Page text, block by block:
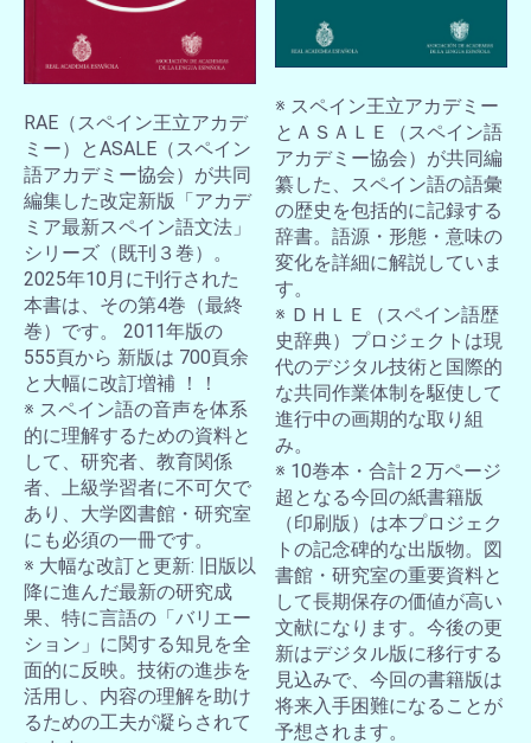
お買い物を続ける カートへ進む
RAE（スペイン王立アカデ
ミー）とASALE（スペイン
語アカデミー協会）が共同
編集した改定新版「アカデ
ミア最新スペイン語文法」
シリーズ（既刊３巻）。
2025年10月に刊行された
本書は、その第4巻（最終
巻）です。 2011年版の
555頁から 新版は 700頁余
と大幅に改訂増補 ！！
※ スペイン語の音声を体系
的に理解するための資料と
して、研究者、教育関係
者、上級学習者に不可欠で
あり、大学図書館・研究室
にも必須の一冊です。
※ 大幅な改訂と更新: 旧版以
降に進んだ最新の研究成
果、特に言語の「バリエー
ション」に関する知見を全
面的に反映。技術の進歩を
活用し、内容の理解を助け
るための工夫が凝らされて
※ スペイン王立アカデミー
とＡＳＡＬＥ（スペイン語
アカデミー協会）が共同編
纂した、スペイン語の語彙
の歴史を包括的に記録する
辞書。語源・形態・意味の
変化を詳細に解説していま
す。
※ ＤＨＬＥ（スペイン語歴
史辞典）プロジェクトは現
代のデジタル技術と国際的
な共同作業体制を駆使して
進行中の画期的な取り組
み。
※ 10巻本・合計２万ページ
超となる今回の紙書籍版
（印刷版）は本プロジェク
トの記念碑的な出版物。図
書館・研究室の重要資料と
して長期保存の価値が高い
文献になります。今後の更
新はデジタル版に移行する
見込みで、今回の書籍版は
将来入手困難になることが
予想されます。